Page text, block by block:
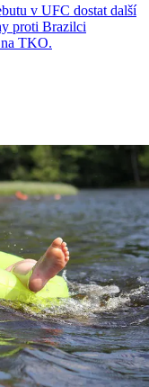
v UFC dostat další
proti Brazilci
TKO.